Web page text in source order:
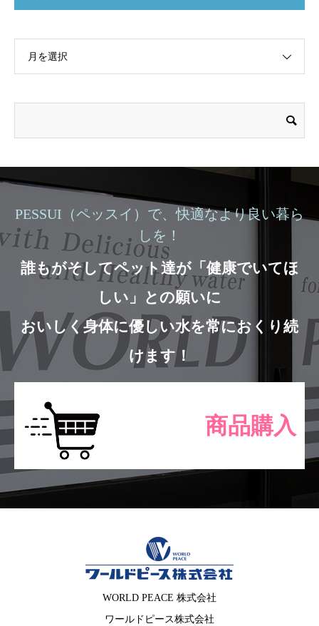
月を選択
PESSUI（ペッスイ）で、快適なより良い暮ら
しを！
誰もがそしてペット達が「健康でいてほ
しい」との願いに
おいしく身体に優しい水を常におくり続
けます！
商品購入
WORLD PEACE 株式会社
ワールドピース株式会社